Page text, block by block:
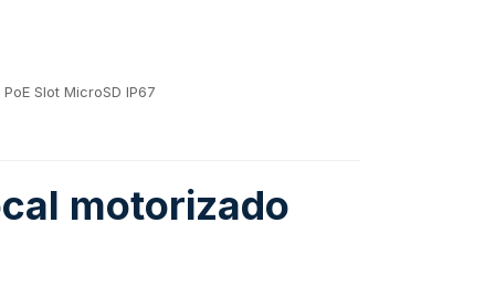
Slot MicroSD IP67
motorizado